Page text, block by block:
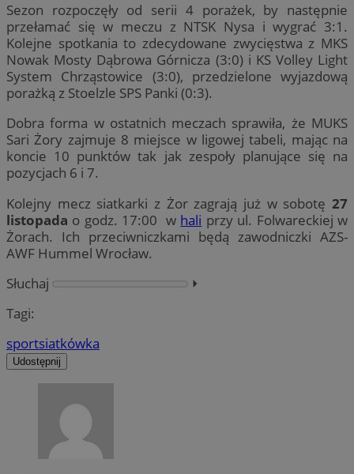
Sezon rozpoczęły od serii 4 porażek, by następnie
przełamać się w meczu z NTSK Nysa i wygrać 3:1.
Kolejne spotkania to zdecydowane zwycięstwa z MKS
Nowak Mosty Dąbrowa Górnicza (3:0) i KS Volley Light
System Chrząstowice (3:0), przedzielone wyjazdową
porażką z Stoelzle SPS Panki (0:3).
Dobra forma w ostatnich meczach sprawiła, że MUKS
Sari Żory zajmuje 8 miejsce w ligowej tabeli, mając na
koncie 10 punktów tak jak zespoły planujące się na
pozycjach 6 i 7.
Kolejny mecz siatkarki z Żor zagrają już w sobotę 27
listopada o godz. 17:00 w hali przy ul. Folwareckiej w
Żorach. Ich przeciwniczkami będą zawodniczki AZS-
AWF Hummel Wrocław.
Słuchaj
⏵︎
Tagi:
sportsiatkówka
Udostępnij